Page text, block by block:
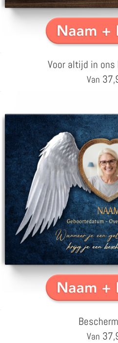
Voor altijd in
Van
Van